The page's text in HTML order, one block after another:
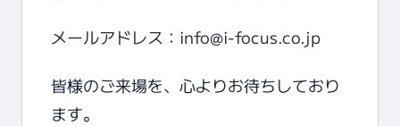
メールアドレス： info@i-focus.co.jp
皆様のご来場を、心よりお待ちしており
ます。